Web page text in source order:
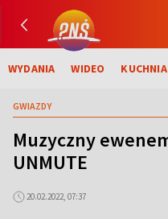
WYDANIA WIDEO KUCHNIA
GWIAZDY
Muzyczny
UNMUTE
20.02.2022, 07:37